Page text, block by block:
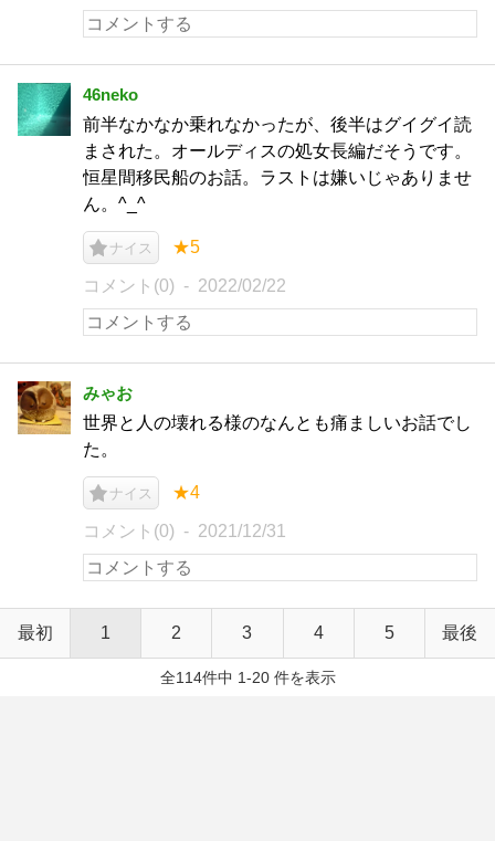
46neko
前半なかなか乗れなかったが、後半はグイグイ読
まされた。オールディスの処女長編だそうです。
恒星間移民船のお話。ラストは嫌いじゃありませ
ん。^_^
ナイス ★5
コメント(0) 2022/02/22
みゃお
世界と人の壊れる様のなんとも痛ましいお話でし
た。
ナイス ★4
コメント(0) 2021/12/31
最初 1 2 3 4 5 最後
全114件中 1-20 件を表示